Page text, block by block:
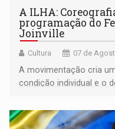
A ILHA:
programação do
Joinville
Cultura 07 de
A movimentação cria
condição individual e o